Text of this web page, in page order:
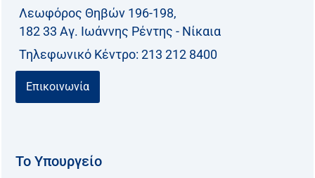
Λεωφόρος Θηβών 196-198,
182 33 Aγ. Ιωάννης Ρέντης - Νίκαια
Τηλεφωνικό Kέντρο: 213 212 8400
Επικοινωνία
Το Υπουργείο